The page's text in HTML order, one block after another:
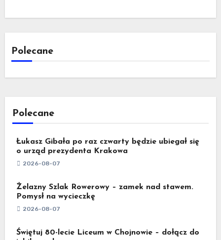
Polecane
Polecane
Łukasz Gibała po raz czwarty będzie ubiegał się
o urząd prezydenta Krakowa
2026-08-07
Żelazny Szlak Rowerowy – zamek nad stawem.
Pomysł na wycieczkę
2026-08-07
Świętuj 80-lecie Liceum w Chojnowie – dołącz do